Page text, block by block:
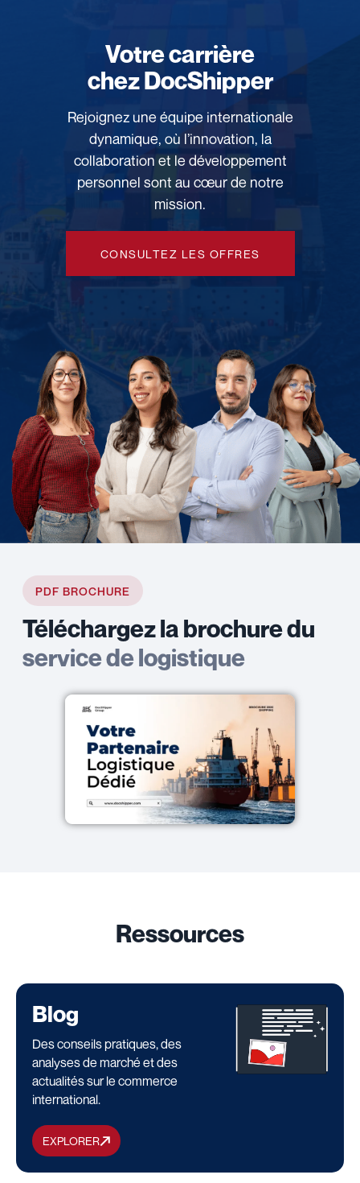
Votre carrière
chez DocShipper
Rejoignez une équipe internationale
dynamique, où l’innovation, la
collaboration et le développement
personnel sont au cœur de notre
mission.
CONSULTEZ LES OFFRES
PDF BROCHURE
Téléchargez la brochure du
service de logistique
Ressources
Blog
Des conseils pratiques, des
analyses de marché et des
actualités sur le commerce
international.
EXPLORER